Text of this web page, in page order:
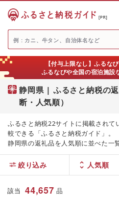
[PR]
【付与上限なし】ふるな
ふるなびや全国の宿泊施設
静岡県 | ふるさと納税の
断・人気順）
ふるさと納税22サイトに掲載されて
較できる「ふるさと納税ガイド」。
静岡県の返礼品を人気順に並べた一
絞り込み 人気順
該当 44,657 品